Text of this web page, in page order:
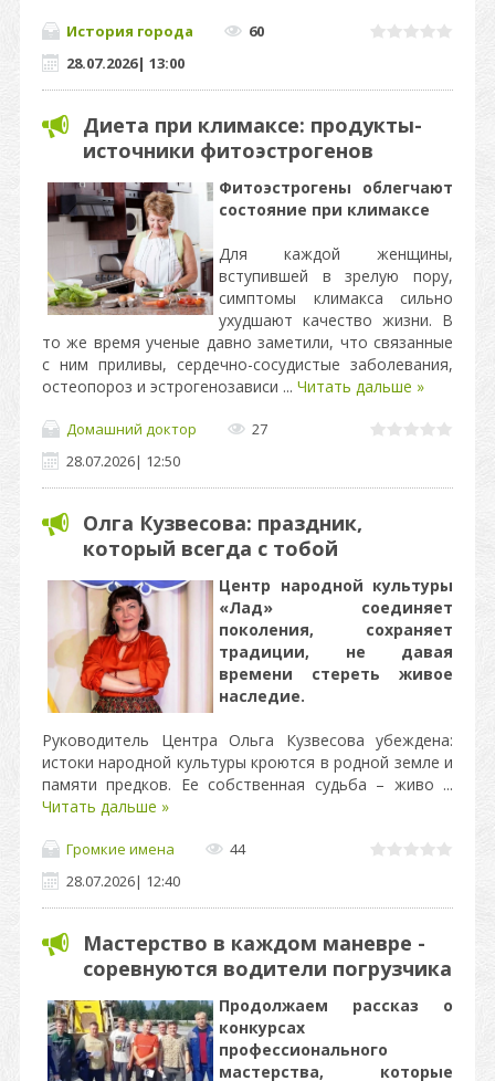
История города
60
28.07.2026| 13:00
Диета при климаксе: продукты-
источники фитоэстрогенов
Фитоэстрогены облегчают
состояние при климаксе
Для каждой женщины,
вступившей в зрелую пору,
симптомы климакса сильно
ухудшают качество жизни. В
то же время ученые давно заметили, что связанные
с ним приливы, сердечно-сосудистые заболевания,
остеопороз и эстрогенозависи ... Читать дальше »
Домашний доктор
27
28.07.2026| 12:50
Олга Кузвесова: праздник,
который всегда с тобой
Центр народной культуры
«Лад» соединяет
поколения, сохраняет
традиции, не давая
времени стереть живое
наследие.
Руководитель Центра Ольга Кузвесова убеждена:
истоки народной культуры кроются в родной земле и
памяти предков. Ее собственная судьба – живо ...
Читать дальше »
Громкие имена
44
28.07.2026| 12:40
Мастерство в каждом маневре -
соревнуются водители погрузчика
Продолжаем рассказ о
конкурсах
профессионального
мастерства, которые